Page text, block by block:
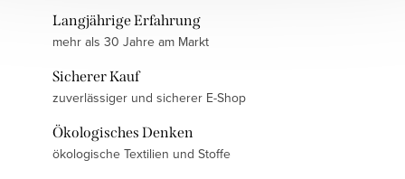
Langjährige Erfahrung
mehr als 30 Jahre am Markt
Sicherer Kauf
zuverlässiger und sicherer E-Shop
Ökologisches Denken
ökologische Textilien und Stoffe